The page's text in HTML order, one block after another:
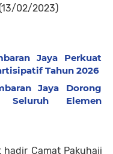
02/2023)
Jaya Perkuat
Tahun 2026
Jaya Dorong
Seluruh Elemen
hadir Camat Pakuhaji